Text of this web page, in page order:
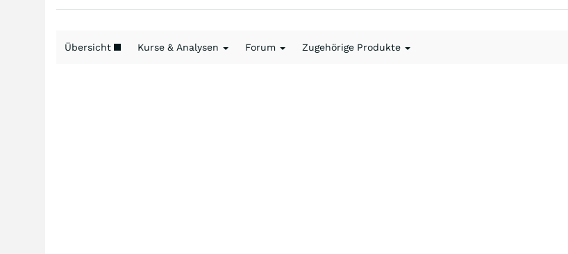
Übersicht Kurse & Analysen Forum Zugehörige Produkte